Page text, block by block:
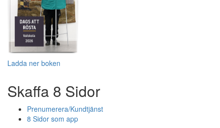
Ladda ner boken
Skaffa 8 Sidor
Prenumerera/Kundtjänst
8 Sidor som app